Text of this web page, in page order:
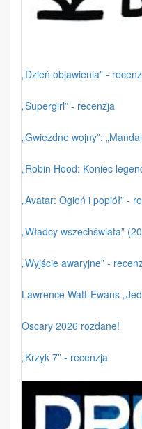
„Dzień objawienia” -
„Supergirl” - recenzja
„Gwiezdne wojny”:
„Robin Hood: Koniec
„Avatar: Ogień i popiół” -
„Władcy wszechświata”
„Wyjście awaryjne” -
Lawrence Watt-Ewans
Oscary 2026 rozdane!
„Krzyk 7” - recenzja